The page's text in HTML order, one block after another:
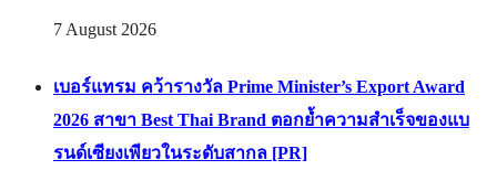
7 August 2026
เบอร์แทรม คว้ารางวัล Prime Minister’s Export Award
2026 สาขา Best Thai Brand ตอกย้ำความสำเร็จของแบ
รนด์เซียงเพียวในระดับสากล [PR]